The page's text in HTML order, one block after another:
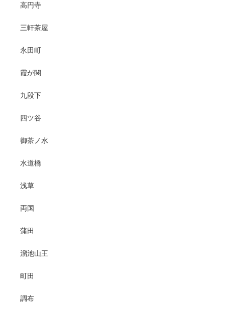
高円寺
三軒茶屋
永田町
霞が関
九段下
四ツ谷
御茶ノ水
水道橋
浅草
両国
蒲田
溜池山王
町田
調布